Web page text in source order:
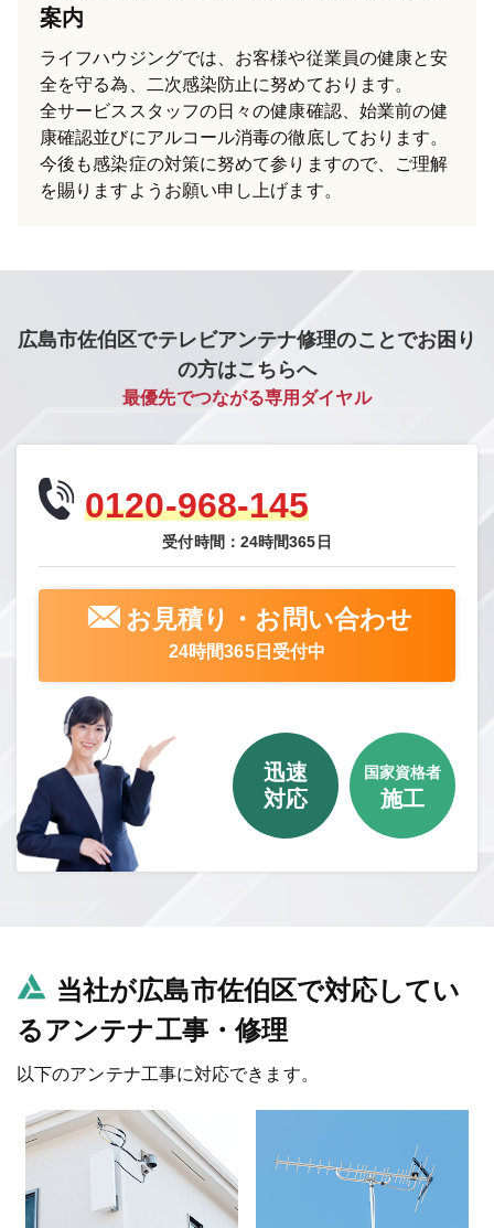
案内
ライフハウジングでは、お客様や従業員の健康と安
全を守る為、二次感染防止に努めております。
全サービススタッフの日々の健康確認、始業前の健
康確認並びにアルコール消毒の徹底しております。
今後も感染症の対策に努めて参りますので、ご理解
を賜りますようお願い申し上げます。
広島市佐伯区でテレビアンテナ修理のことでお困り
の方はこちらへ
最優先でつながる専用ダイヤル
0120-968-145
受付時間：24時間365日
お見積り・お問い合わせ
24時間365日受付中
迅速
対応
国家資格者
施工
当社が広島市佐伯区で対応してい
るアンテナ工事・修理
以下のアンテナ工事に対応できます。